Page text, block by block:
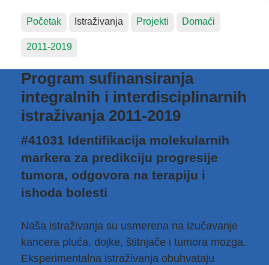
Početak Istraživanja Projekti Domaći
2011-2019
Program sufinansiranja
integralnih i interdisciplinarnih
istraživanja 2011-2019
#41031 Identifikacija molekularnih
markera za predikciju progresije
tumora, odgovora na terapiju i
ishoda bolesti
Naša istraživanja su usmerena na izučavanje
kancera pluća, dojke, štitnjače i tumora mozga.
Eksperimentalna istraživanja obuhvataju